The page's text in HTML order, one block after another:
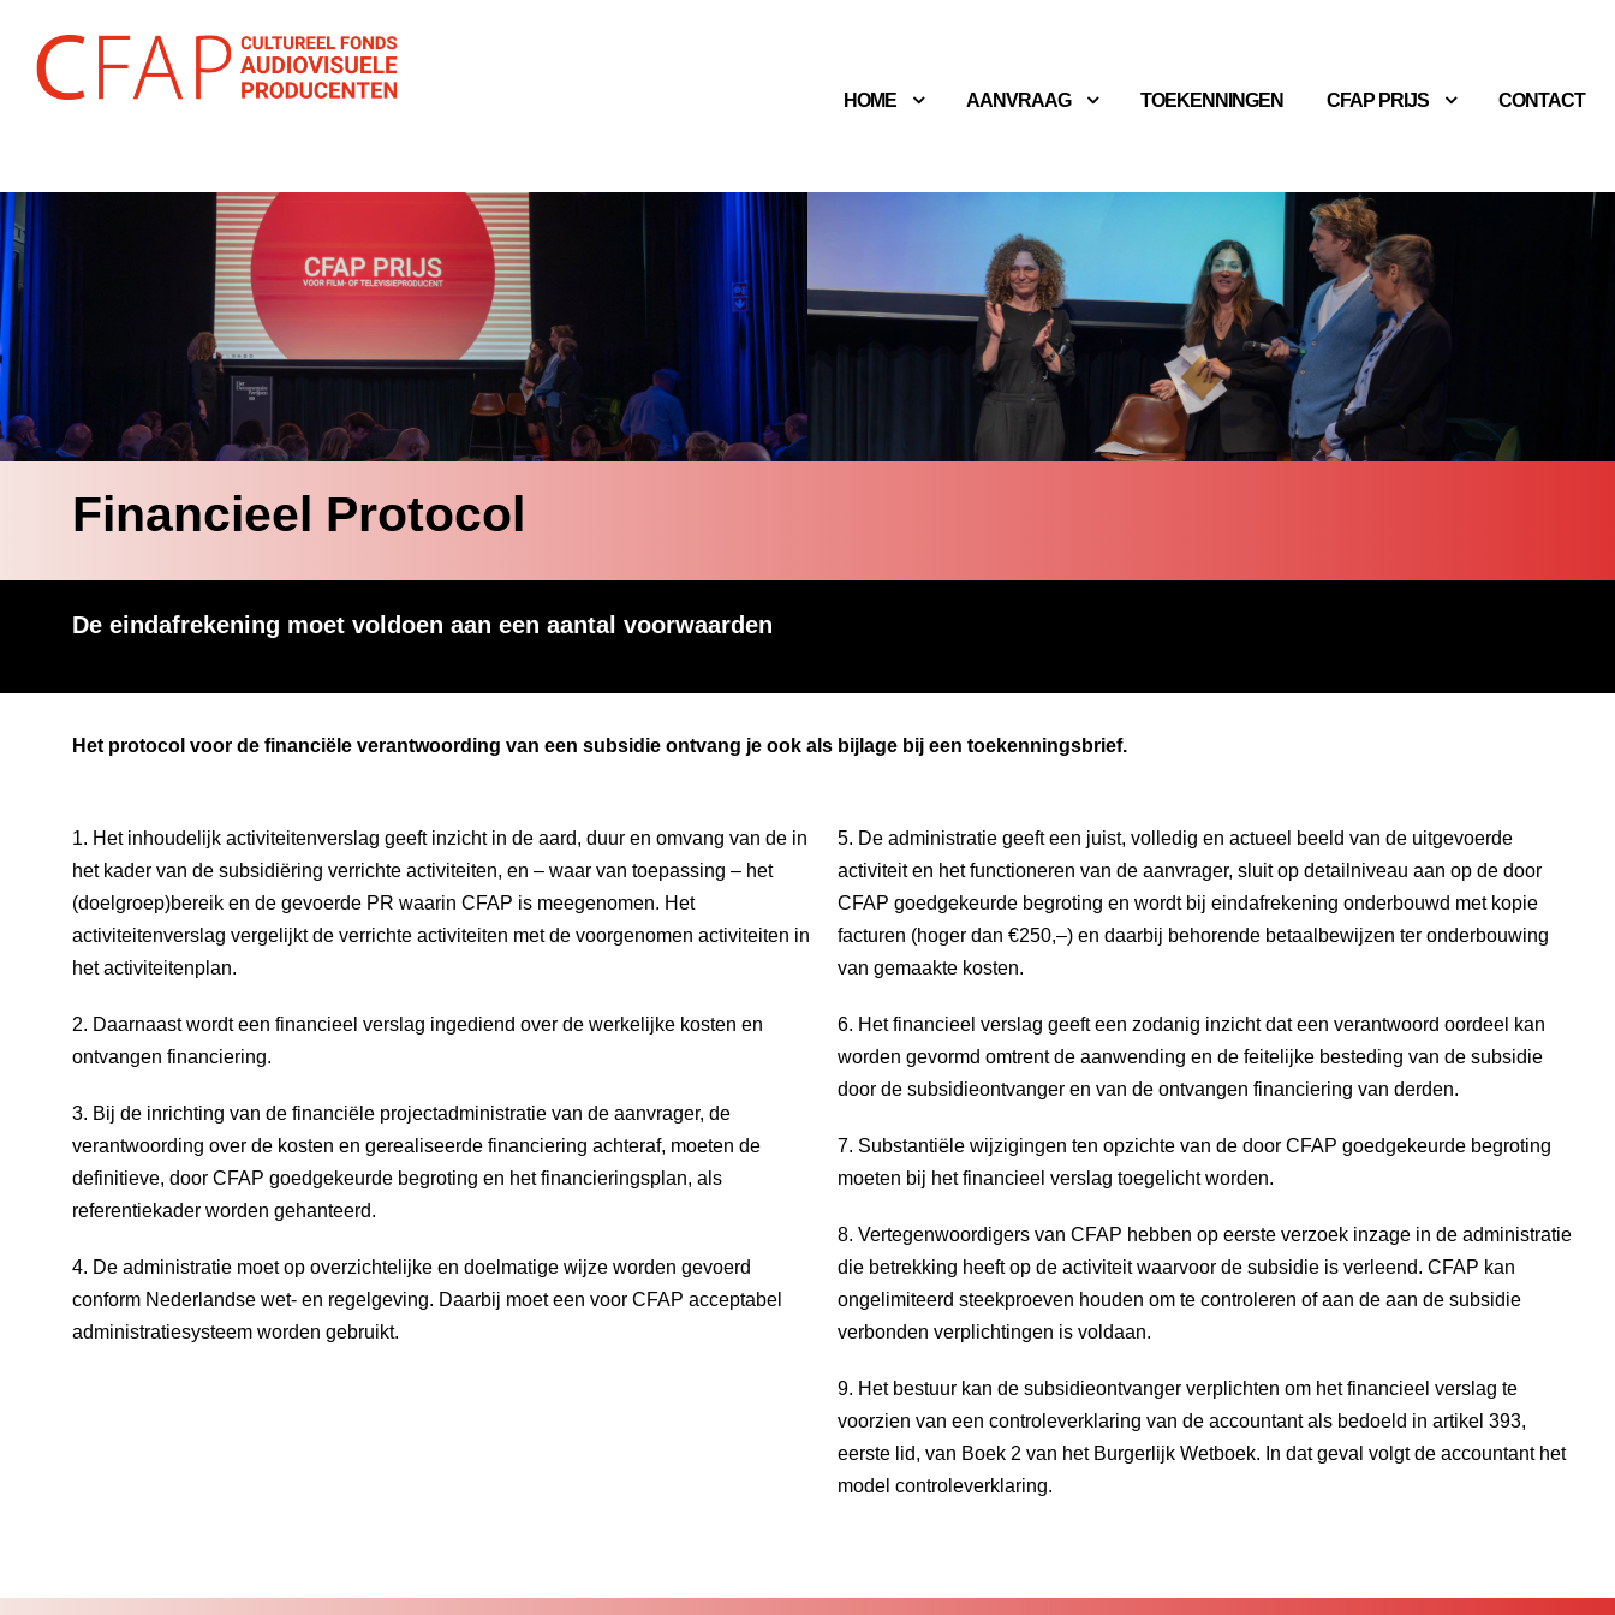
HOME AANVRAAG TOEKENNINGEN CFAP PRIJS CONTACT
Financieel Protocol
De eindafrekening moet voldoen aan een aantal voorwaarden
Het protocol voor de financiële verantwoording van een subsidie ontvang je ook als bijlage bij een toekenningsbrief.
1. Het inhoudelijk activiteitenverslag geeft inzicht in de aard, duur en omvang van de in
het kader van de subsidiëring verrichte activiteiten, en – waar van toepassing – het
(doelgroep)bereik en de gevoerde PR waarin CFAP is meegenomen. Het
activiteitenverslag vergelijkt de verrichte activiteiten met de voorgenomen activiteiten in
het activiteitenplan.
2. Daarnaast wordt een financieel verslag ingediend over de werkelijke kosten en
ontvangen financiering.
3. Bij de inrichting van de financiële projectadministratie van de aanvrager, de
verantwoording over de kosten en gerealiseerde financiering achteraf, moeten de
definitieve, door CFAP goedgekeurde begroting en het financieringsplan, als
referentiekader worden gehanteerd.
4. De administratie moet op overzichtelijke en doelmatige wijze worden gevoerd
conform Nederlandse wet- en regelgeving. Daarbij moet een voor CFAP acceptabel
administratiesysteem worden gebruikt.
5. De administratie geeft een juist, volledig en actueel beeld van de uitgevoerde
activiteit en het functioneren van de aanvrager, sluit op detailniveau aan op de door
CFAP goedgekeurde begroting en wordt bij eindafrekening onderbouwd met kopie
facturen (hoger dan €250,–) en daarbij behorende betaalbewijzen ter onderbouwing
van gemaakte kosten.
6. Het financieel verslag geeft een zodanig inzicht dat een verantwoord oordeel kan
worden gevormd omtrent de aanwending en de feitelijke besteding van de subsidie
door de subsidieontvanger en van de ontvangen financiering van derden.
7. Substantiële wijzigingen ten opzichte van de door CFAP goedgekeurde begroting
moeten bij het financieel verslag toegelicht worden.
8. Vertegenwoordigers van CFAP hebben op eerste verzoek inzage in de administratie
die betrekking heeft op de activiteit waarvoor de subsidie is verleend. CFAP kan
ongelimiteerd steekproeven houden om te controleren of aan de aan de subsidie
verbonden verplichtingen is voldaan.
9. Het bestuur kan de subsidieontvanger verplichten om het financieel verslag te
voorzien van een controleverklaring van de accountant als bedoeld in artikel 393,
eerste lid, van Boek 2 van het Burgerlijk Wetboek. In dat geval volgt de accountant het
model controleverklaring.